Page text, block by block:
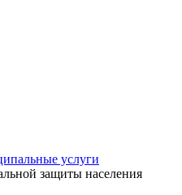
услуги
защиты населения